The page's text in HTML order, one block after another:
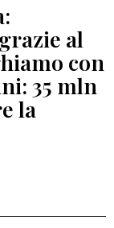
al
con
35 mln
la